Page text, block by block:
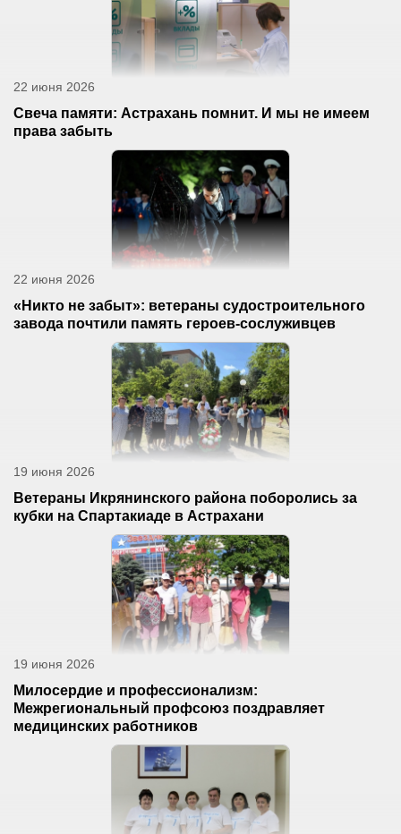
22 июня 2026
Свеча памяти: Астрахань помнит. И мы не имеем
права забыть
22 июня 2026
«Никто не забыт»: ветераны судостроительного
завода почтили память героев-сослуживцев
19 июня 2026
Ветераны Икрянинского района поборолись за
кубки на Спартакиаде в Астрахани
19 июня 2026
Милосердие и профессионализм:
Межрегиональный профсоюз поздравляет
медицинских работников